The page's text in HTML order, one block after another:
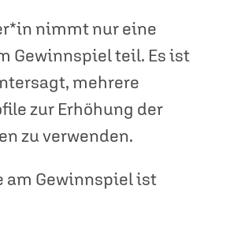
nimmt nur eine
Gewinnspiel teil. Es ist
mehrere
zur Erhöhung der
zu verwenden.
am Gewinnspiel ist